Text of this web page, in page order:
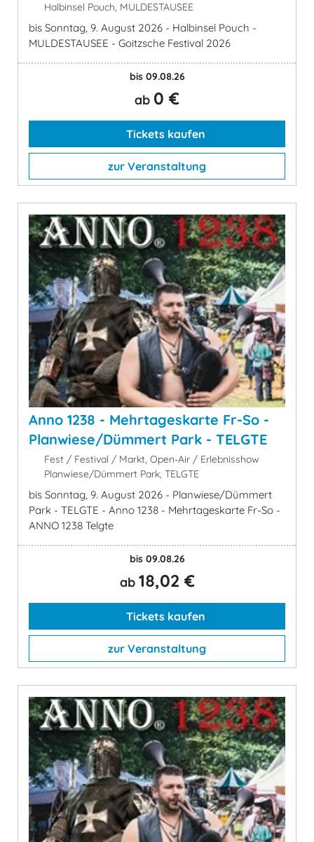
Halbinsel Pouch, MULDESTAUSEE
bis Sonntag, 9. August 2026 - Halbinsel Pouch -
MULDESTAUSEE - Goitzsche Festival 2026
bis 09.08.26
ab 0 €
Tickets kaufen
zur Veranstaltung
Anno 1238 - Mehrtageskarte Fr-So -
Planwiese/Dümmert Park - TELGTE
Fest / Festival / Markt, Open-Air / Erlebnisshow
Planwiese/Dümmert Park, TELGTE
bis Sonntag, 9. August 2026 - Planwiese/Dümmert
Park - TELGTE - Anno 1238 - Mehrtageskarte Fr-So -
ANNO 1238 Telgte
bis 09.08.26
ab 18,02 €
Tickets kaufen
zur Veranstaltung